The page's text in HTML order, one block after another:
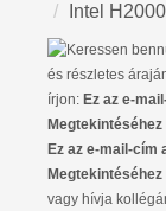
Intel
és részletes
írjon: Ez az e-
Ez az e-mail-cím
vagy hívja